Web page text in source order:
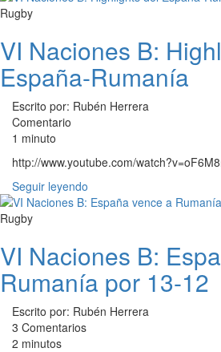
Rugby
VI Naciones B:
España-Rumanía
Escrito por: Rubén Herrera
Comentario
1 minuto
http://www.youtube.com/
Seguir leyendo
Rugby
VI Naciones B:
Rumanía por 13-12
Escrito por: Rubén Herrera
3 Comentarios
2 minutos